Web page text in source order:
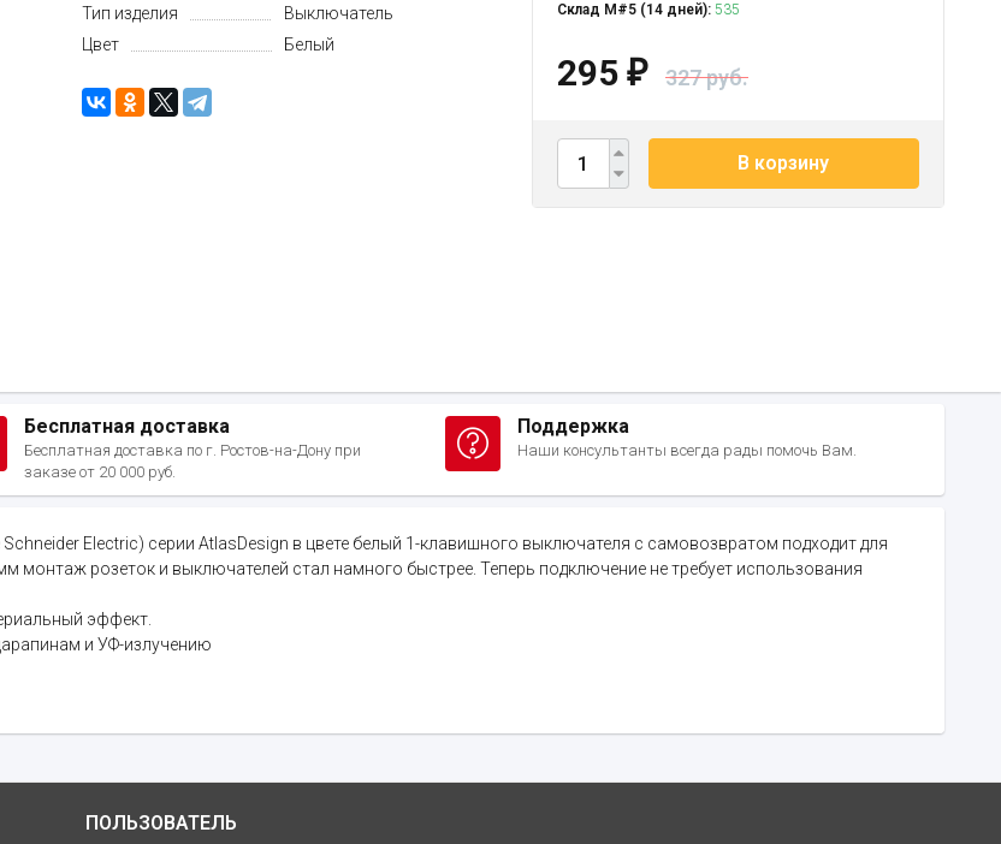
Тип изделия
Выключатель
Цвет
Белый
Склад М#5 (14 дней): 535
295 ₽ 327 руб.
В корзину
Бесплатная доставка
Бесплатная доставка по г. Ростов-на-Дону при
заказе от 20 000 руб.
Поддержка
Наши консультанты всегда рады помочь Вам.
Electric) серии AtlasDesign в цвете белый 1-клавишного выключателя с самовозвратом подходит для
розеток и выключателей стал намного быстрее. Теперь подключение не требует использования
эффект.
и УФ-излучению
ПОЛЬЗОВАТЕЛЬ